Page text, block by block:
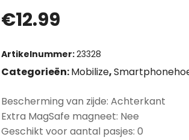
€12.99
Artikelnummer:23328
Categorieën:Mobilize,
Bescherming van zijde: Achterkant
Extra MagSafe magneet: Nee
Geschikt voor aantal pasjes: 0